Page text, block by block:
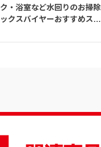
・浴室など水回りのお掃除
クスバイヤーおすすめスポ